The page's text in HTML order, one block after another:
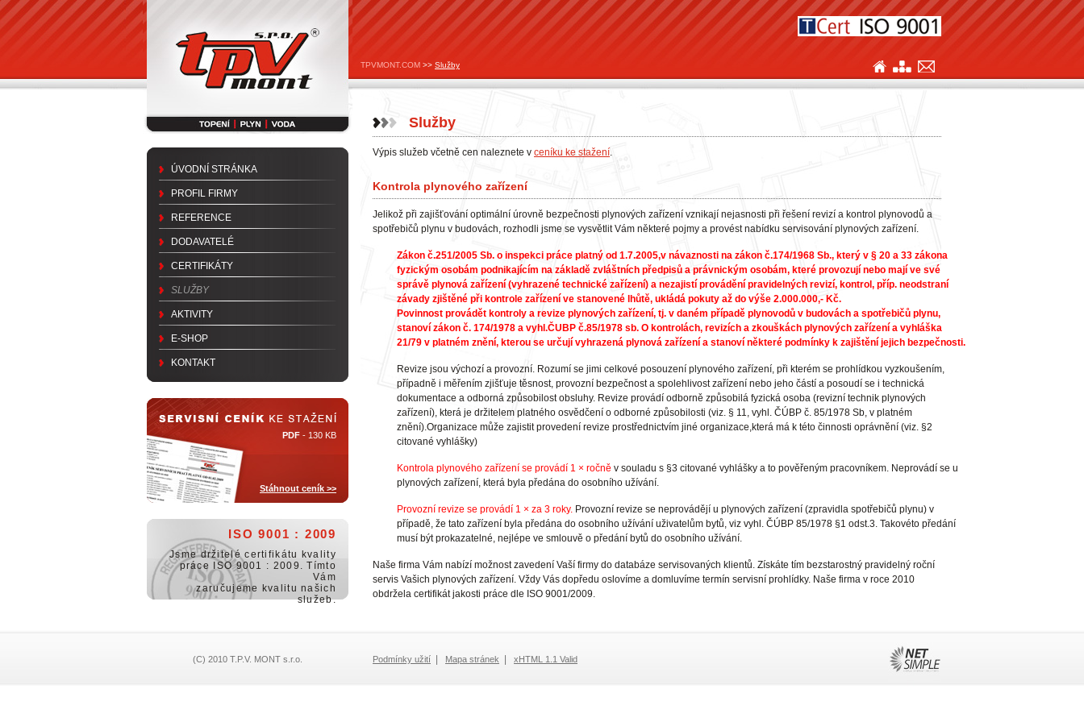
ÚVODNÍ STRÁNKA
PROFIL FIRMY
REFERENCE
DODAVATELÉ
CERTIFIKÁTY
SLUŽBY
AKTIVITY
E-SHOP
KONTAKT
PDF - 130 KB
Stáhnout ceník >>
ISO 9001 : 2009
Jsme držitelé certifikátu kvality
práce ISO 9001 : 2009. Tímto
Vám
zaručujeme kvalitu našich
služeb.
TPVMONT.COM >> Služby
Služby
Výpis služeb včetně cen naleznete v ceníku ke stažení.
Kontrola plynového zařízení
Jelikož při zajišťování optimální úrovně bezpečnosti plynových zařízení vznikají nejasnosti při řešení revizí a kontrol plynovodů a
spotřebičů plynu v budovách, rozhodli jsme se vysvětlit Vám některé pojmy a provést nabídku servisování plynových zařízení.
Zákon č.251/2005 Sb. o inspekci práce platný od 1.7.2005,v návaznosti na zákon č.174/1968 Sb., který v § 20 a 33 zákona
fyzickým osobám podnikajícím na základě zvláštních předpisů a právnickým osobám, které provozují nebo mají ve své
správě plynová zařízení (vyhrazené technické zařízení) a nezajistí provádění pravidelných revizí, kontrol, příp. neodstraní
závady zjištěné při kontrole zařízení ve stanovené lhůtě, ukládá pokuty až do výše 2.000.000,- Kč.
Povinnost provádět kontroly a revize plynových zařízení, tj. v daném případě plynovodů v budovách a spotřebičů plynu,
stanoví zákon č. 174/1978 a vyhl.ČUBP č.85/1978 sb. O kontrolách, revizích a zkouškách plynových zařízení a vyhláška
21/79 v platném znění, kterou se určují vyhrazená plynová zařízení a stanoví některé podmínky k zajištění jejich bezpečnosti.
Revize jsou výchozí a provozní. Rozumí se jimi celkové posouzení plynového zařízení, při kterém se prohlídkou vyzkoušením,
případně i měřením zjišťuje těsnost, provozní bezpečnost a spolehlivost zařízení nebo jeho částí a posoudí se i technická
dokumentace a odborná způsobilost obsluhy. Revize provádí odborně způsobilá fyzická osoba (revizní technik plynových
zařízení), která je držitelem platného osvědčení o odborné způsobilosti (viz. § 11, vyhl. ČÚBP č. 85/1978 Sb, v platném
znění).Organizace může zajistit provedení revize prostřednictvím jiné organizace,která má k této činnosti oprávnění (viz. §2
citované vyhlášky)
Kontrola plynového zařízení se provádí 1 × ročně v souladu s §3 citované vyhlášky a to pověřeným pracovníkem. Neprovádí se u
plynových zařízení, která byla předána do osobního užívání.
Provozní revize se provádí 1 × za 3 roky. Provozní revize se neprovádějí u plynových zařízení (zpravidla spotřebičů plynu) v
případě, že tato zařízení byla předána do osobního užívání uživatelům bytů, viz vyhl. ČÚBP 85/1978 §1 odst.3. Takovéto předání
musí být prokazatelné, nejlépe ve smlouvě o předání bytů do osobního užívání.
Naše firma Vám nabízí možnost zavedení Vaší firmy do databáze servisovaných klientů. Získáte tím bezstarostný pravidelný roční
servis Vašich plynových zařízení. Vždy Vás dopředu oslovíme a domluvíme termín servisní prohlídky. Naše firma v roce 2010
obdržela certifikát jakosti práce dle ISO 9001/2009.
(C) 2010 T.P.V. MONT s.r.o. Podmínky užití Mapa stránek xHTML 1.1 Valid